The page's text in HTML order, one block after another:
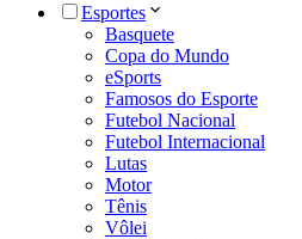
Esportes
Basquete
Copa do Mundo
eSports
Famosos do Esporte
Futebol Nacional
Futebol Internacional
Lutas
Motor
Tênis
Vôlei